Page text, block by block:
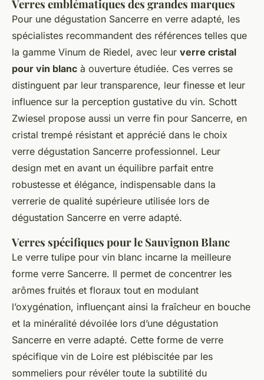
Verres emblématiques des grandes marques
Pour une dégustation Sancerre en verre adapté, les
spécialistes recommandent des références telles que
la gamme Vinum de Riedel, avec leur verre cristal
pour vin blanc à ouverture étudiée. Ces verres se
distinguent par leur transparence, leur finesse et leur
influence sur la perception gustative du vin. Schott
Zwiesel propose aussi un verre fin pour Sancerre, en
cristal trempé résistant et apprécié dans le choix
verre dégustation Sancerre professionnel. Leur
design met en avant un équilibre parfait entre
robustesse et élégance, indispensable dans la
verrerie de qualité supérieure utilisée lors de
dégustation Sancerre en verre adapté.
Verres spécifiques pour le Sauvignon Blanc
Le verre tulipe pour vin blanc incarne la meilleure
forme verre Sancerre. Il permet de concentrer les
arômes fruités et floraux tout en modulant
l’oxygénation, influençant ainsi la fraîcheur en bouche
et la minéralité dévoilée lors d’une dégustation
Sancerre en verre adapté. Cette forme de verre
spécifique vin de Loire est plébiscitée par les
sommeliers pour révéler toute la subtilité du